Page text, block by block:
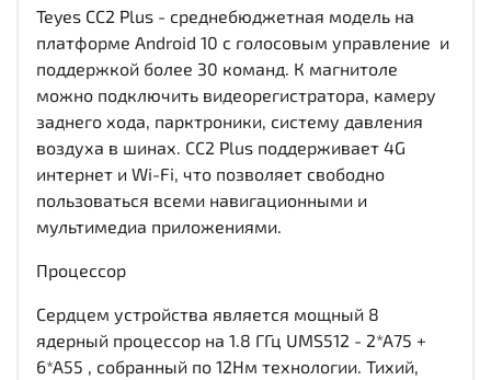
Teyes CC2 Plus - среднебюджетная модель на
платформе Android 10 с голосовым управление и
поддержкой более 30 команд. К магнитоле
можно подключить видеорегистратора, камеру
заднего хода, парктроники, систему давления
воздуха в шинах. CC2 Plus поддерживает 4G
интернет и Wi-Fi, что позволяет свободно
пользоваться всеми навигационными и
мультимедиа приложениями.
Процессор
Сердцем устройства является мощный 8
ядерный процессор на 1.8 ГГц UMS512 - 2*A75 +
6*A55 , собранный по 12Нм технологии. Тихий,